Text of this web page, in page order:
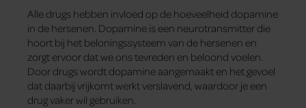
Alle drugs hebben invloed op de hoeveelheid dopamine
in de hersenen. Dopamine is een neurotransmitter die
hoort bij het beloningssysteem van de hersenen en
zorgt ervoor dat we ons tevreden en beloond voelen.
Door drugs wordt dopamine aangemaakt en het gevoel
dat daarbij vrijkomt werkt verslavend, waardoor je een
drug vaker wil gebruiken.